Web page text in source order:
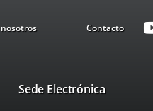
Contacto
Sede ElectrónicaLink